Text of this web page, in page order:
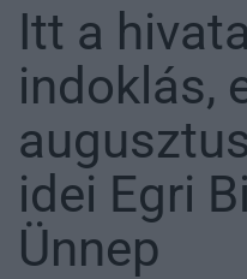
Itt a
indoklás,
idei Egri
Ünnep